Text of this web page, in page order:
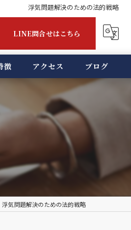
浮気問題解決のための法的戦略
LINE問合せはこちら
徴 アクセス ブログ
浮気問題解決のための法的戦略